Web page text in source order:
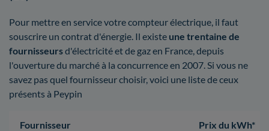
Pour mettre en service votre compteur électrique, il faut
souscrire un contrat d'énergie. Il existe une trentaine de
fournisseursd'électricité et de gaz en France, depuis
l'ouverture du marché à la concurrence en 2007. Si vous ne
savez pas quel fournisseur choisir, voici une liste de ceux
présents à Peypin
Fournisseur Prix du kWh*